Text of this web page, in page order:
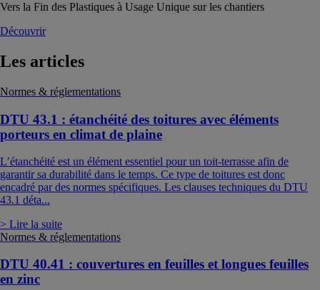
Vers la Fin des Plastiques à Usage Unique sur les chantiers
Découvrir
Les articles
Normes & réglementations
DTU 43.1 : étanchéité des toitures avec éléments
porteurs en climat de plaine
L’étanchéité est un élément essentiel pour un toit-terrasse afin de
garantir sa durabilité dans le temps. Ce type de toitures est donc
encadré par des normes spécifiques. Les clauses techniques du DTU
43.1 déta...
> Lire la suite
Normes & réglementations
DTU 40.41 : couvertures en feuilles et longues feuilles
en zinc